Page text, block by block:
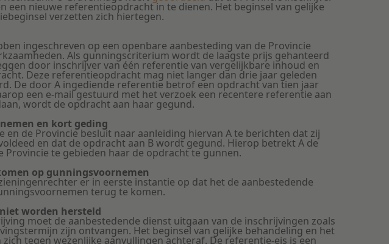
een nieuwe referentieopdracht in te dienen. Het beginsel van gelijke
verzetten zich hiertegen.
ingeschreven op een openbare aanbesteding van de Provincie
Als gunningscriterium wordt de laagste prijs gehanteerd
door inschrijver van één referentie van vergelijkbare inhoud en
Deze referentieopdracht mag niet langer dan drie jaar geleden
De door A ingediende referentie betrof een opdracht van tien jaar
een e-mail gestuurd met het verzoek een recentere referentie aan
wordt de opdracht aan haar gegund.
en kort geding
en de Provincie besluit naar aanleiding hiervan A te berichten dat zij
en dat de opdracht aan B wordt gegund. Hierop betrekt A de
Provincie te gebieden haar de opdracht te gunnen.
op gunningsvoornemen
er in eerste instantie op dat het de aanbestedende
terug te komen.
worden hersteld
moet de aanbestedende dienst uitgaan van de inschrijvingen zoals
zijn ontvangen. Het beginsel van gelijke behandeling en het
tegen wezenlijke aanvullingen achteraf. De referentie-eis is een